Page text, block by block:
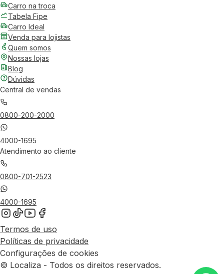
Carro na troca
Tabela Fipe
Carro Ideal
Venda para lojistas
Quem somos
Nossas lojas
Blog
Dúvidas
Central de vendas
0800-200-2000
4000-1695
Atendimento ao cliente
0800-701-2523
4000-1695
Termos de uso
Políticas de privacidade
Configurações de cookies
© Localiza - Todos os direitos reservados.